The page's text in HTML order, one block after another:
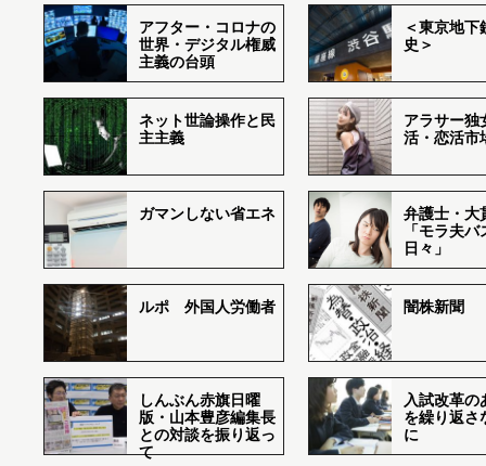
アフター・コロナの
世界・デジタル権威
主義の台頭
＜東京地下
史＞
ネット世論操作と民
主主義
アラサー独
活・恋活市
ガマンしない省エネ
弁護士・大
「モラ夫
日々」
ルポ 外国人労働者 闇株新聞
しんぶん赤旗日曜
版・山本豊彦編集長
との対談を振り返っ
て
入試改革の
を繰り返さ
に